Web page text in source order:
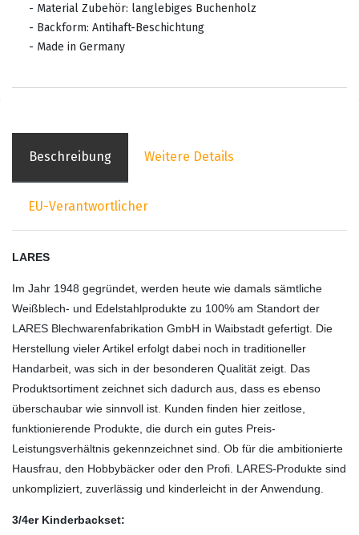
- Material Zubehör: langlebiges Buchenholz
- Backform: Antihaft-Beschichtung
- Made in Germany
Beschreibung Weitere Details
EU-Verantwortlicher
LARES
Im Jahr 1948 gegründet, werden heute wie damals sämtliche
Weißblech- und Edelstahlprodukte zu 100% am Standort der
LARES Blechwarenfabrikation GmbH in Waibstadt gefertigt. Die
Herstellung vieler Artikel erfolgt dabei noch in traditioneller
Handarbeit, was sich in der besonderen Qualität zeigt. Das
Produktsortiment zeichnet sich dadurch aus, dass es ebenso
überschaubar wie sinnvoll ist. Kunden finden hier zeitlose,
funktionierende Produkte, die durch ein gutes Preis-
Leistungsverhältnis gekennzeichnet sind. Ob für die ambitionierte
Hausfrau, den Hobbybäcker oder den Profi. LARES-Produkte sind
unkompliziert, zuverlässig und kinderleicht in der Anwendung.
3/4er Kinderbackset: